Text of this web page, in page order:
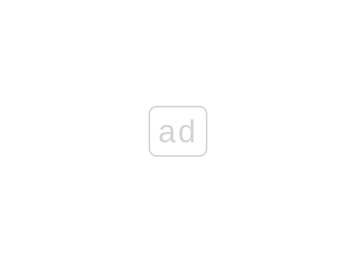
ad